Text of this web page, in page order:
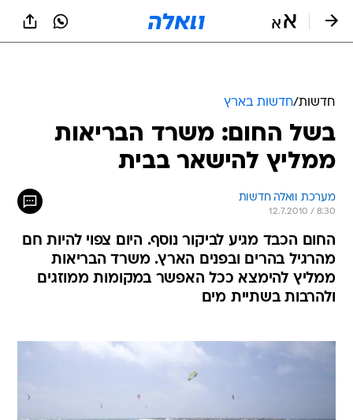
חדשות/חדשות בארץ
בשל החום: משרד הבריאות
ממליץ להישאר בבית
מערכת וואלה חדשות
12.7.2010 / 8:30
החום הכבד מגיע לביקור נוסף. היום צפוי להיות חם
מהרגיל בהרים ובפנים הארץ. משרד הבריאות
ממליץ להימצא ככל האפשר במקומות ממוזגים
ולהרבות בשתיית מים